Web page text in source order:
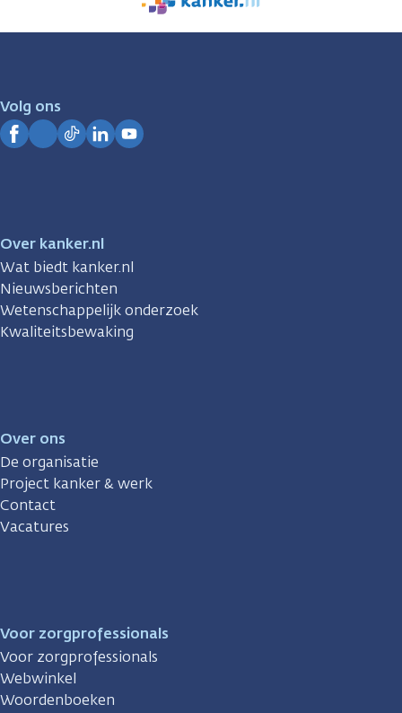
We
zijn
Volg ons
Over kanker.nl
Wat biedt kanker.nl
Nieuwsberichten
Wetenschappelijk onderzoek
Kwaliteitsbewaking
Over ons
De organisatie
Project kanker & werk
Contact
Vacatures
Voor zorgprofessionals
Voor zorgprofessionals
Webwinkel
Woordenboeken